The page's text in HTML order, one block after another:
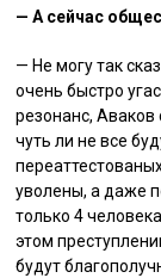
— А сейчас
— Не могу так
очень быстро
резонанс, Аваков
чуть ли не все
уволены, а даже
только 4
этом
будут